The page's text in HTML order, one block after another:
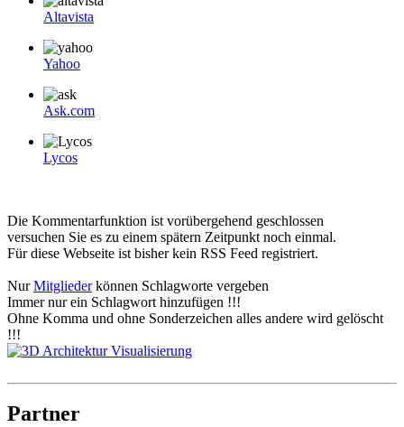
Altavista
Yahoo
Ask.com
Lycos
Die Kommentarfunktion ist vorübergehend geschlossen
versuchen Sie es zu einem spätern Zeitpunkt noch einmal.
Für diese Webseite ist bisher kein RSS Feed registriert.
NurMitgliederkönnen Schlagworte vergeben
Immer nur ein Schlagwort hinzufügen !!!
Ohne Komma und ohne Sonderzeichen alles andere wird gelöscht
!!!
Partner